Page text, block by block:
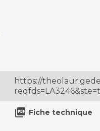
https://
 Fiche technique